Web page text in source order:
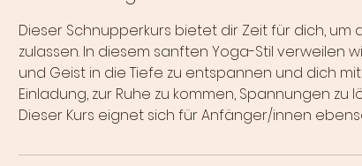
Dieser Schnupperkurs bietet dir Zeit für dich,
zulassen. In diesem sanften Yoga-Stil verweilen
und Geist in die Tiefe zu entspannen und dich
Einladung, zur Ruhe zu kommen, Spannungen
Dieser Kurs eignet sich für Anfänger/innen